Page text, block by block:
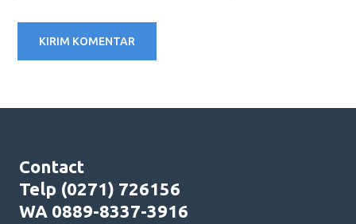
Contact
Telp (0271) 726156
WA 0889-8337-3916